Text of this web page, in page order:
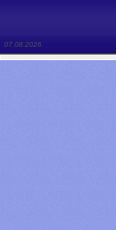
07.08.2026